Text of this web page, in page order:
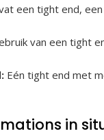
een tight end,
van een tight
Eén tight end met
in